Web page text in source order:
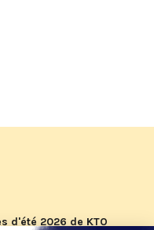
d'été 2026 de KTO